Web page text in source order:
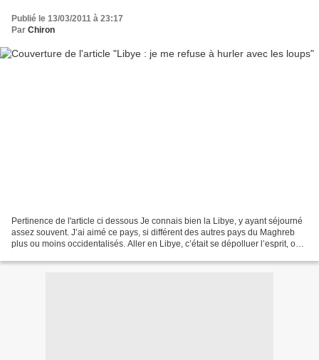
Publié le 13/03/2011 à 23:17
Par Chiron
Pertinence de l'article ci dessous Je connais bien la Libye, y ayant séjourné
assez souvent. J’ai aimé ce pays, si différent des autres pays du Maghreb
plus ou moins occidentalisés. Aller en Libye, c’était se dépolluer l’esprit, on